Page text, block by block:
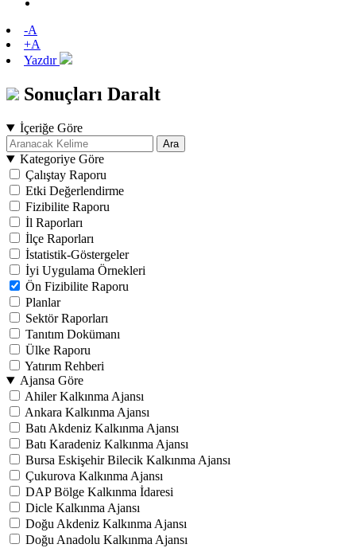
-A
+A
Yazdır
Sonuçları Daralt
İçeriğe Göre
Ara
Kategoriye Göre
Çalıştay Raporu
Etki Değerlendirme
Fizibilite Raporu
İl Raporları
İlçe Raporları
İstatistik-Göstergeler
İyi Uygulama Örnekleri
Ön Fizibilite Raporu
Planlar
Sektör Raporları
Tanıtım Dokümanı
Ülke Raporu
Yatırım Rehberi
Ajansa Göre
Ahiler Kalkınma Ajansı
Ankara Kalkınma Ajansı
Batı Akdeniz Kalkınma Ajansı
Batı Karadeniz Kalkınma Ajansı
Bursa Eskişehir Bilecik Kalkınma Ajansı
Çukurova Kalkınma Ajansı
DAP Bölge Kalkınma İdaresi
Dicle Kalkınma Ajansı
Doğu Akdeniz Kalkınma Ajansı
Doğu Anadolu Kalkınma Ajansı